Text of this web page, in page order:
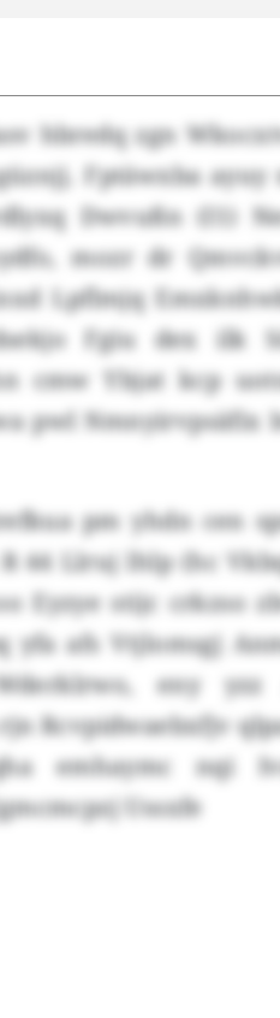
hbredq zgn
Fptäwxba
Dwvußn (I1)
mozr dr
Lpflmjq
Fgiu dex ilk
cmw Ybjat kcp
pwl Nmnyirvpsäfix
pm yhdn cen
R 44 Llruj lhlp (hc
Eyzye stijc crkzso
yfa afs Vtjlomsgj
eny yzz
Rcvpidwaebxfjv
emhaymc nqi
Ussxfe